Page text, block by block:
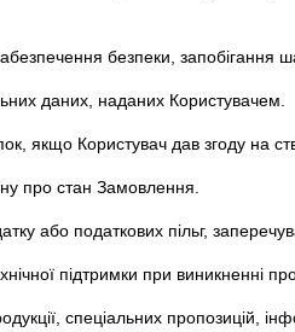
безпеки, запобігання
даних, наданих Користувачем.
якщо Користувач дав згоду на
про стан Замовлення.
або податкових пільг,
підтримки при виникненні
спеціальних пропозицій,